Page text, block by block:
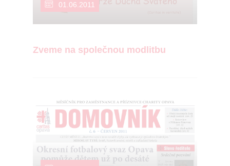
01.06.2011
Zveme na společnou modlitbu